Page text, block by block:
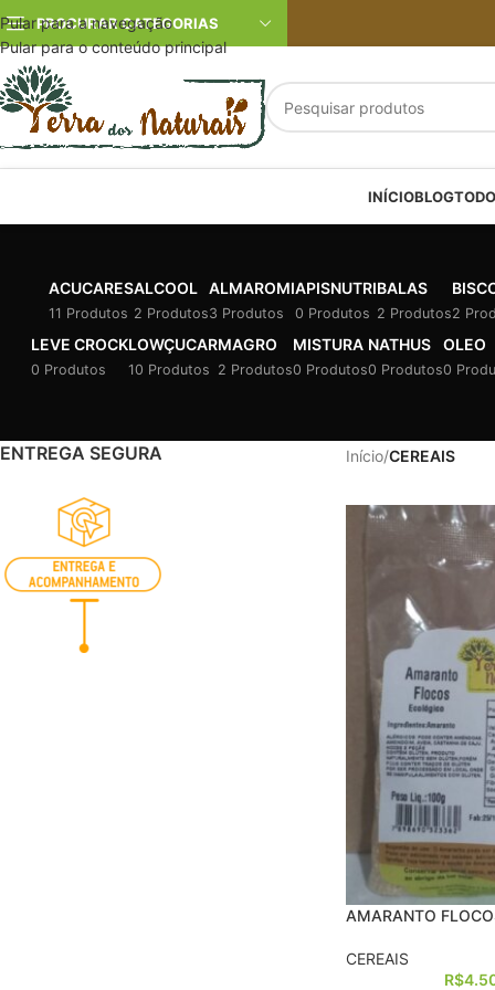
Pular para a navegação
Pular para o conteúdo principal
PROCURAR CATEGORIAS
INÍCIOBLOG
ACUCARES
11 Produtos
ALCOOL
2 Produtos
ALMAROMI
3 Produtos
APISNUTRI
0 Produtos
BALAS
2 Produtos2
LEVE CROCK
0 Produtos
LOWÇUCAR
10 Produtos
MAGRO
2 Produtos
MISTURA
0 Produtos
NATHUS
0 Produtos
OLEO
0
ENTREGA SEGURA Início/CEREAIS
AMARANTO
CEREAIS
R$